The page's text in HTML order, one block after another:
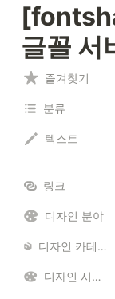
글꼴 서
즐겨찾기
분류
텍스트
링크
디자인 분야
디자인 카테고리 / 리소스
디자인 시스템